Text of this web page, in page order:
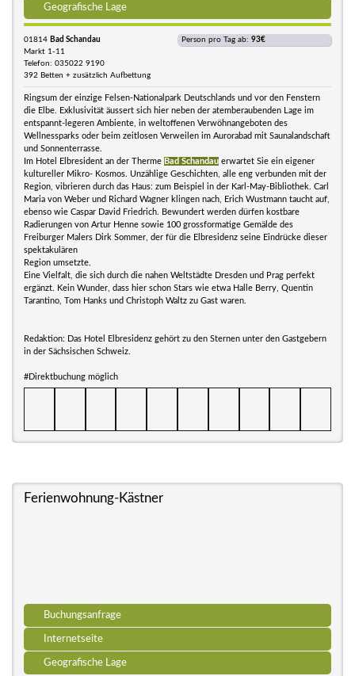
Geografische Lage
01814 Bad Schandau
Markt 1-11
Telefon: 035022 9190
392 Betten + zusätzlich Aufbettung
Person pro Tag ab: 93€
Ringsum der einzige Felsen-Nationalpark Deutschlands und vor den Fenstern
die Elbe. Exklusivität äussert sich hier neben der atemberaubenden Lage im
entspannt-legeren Ambiente, in weltoffenen Verwöhnangeboten des
Wellnessparks oder beim zeitlosen Verweilen im Aurorabad mit Saunalandschaft
und Sonnenterrasse.
Im Hotel Elbresident an der Therme Bad Schandau erwartet Sie ein eigener
kultureller Mikro- Kosmos. Unzählige Geschichten, alle eng verbunden mit der
Region, vibrieren durch das Haus: zum Beispiel in der Karl-May-Bibliothek. Carl
Maria von Weber und Richard Wagner klingen nach, Erich Wustmann taucht auf,
ebenso wie Caspar David Friedrich. Bewundert werden dürfen kostbare
Radierungen von Artur Henne sowie 100 grossformatige Gemälde des
Freiburger Malers Dirk Sommer, der für die Elbresidenz seine Eindrücke dieser
spektakulären
Region umsetzte.
Eine Vielfalt, die sich durch die nahen Weltstädte Dresden und Prag perfekt
ergänzt. Kein Wunder, dass hier schon Stars wie etwa Halle Berry, Quentin
Tarantino, Tom Hanks und Christoph Waltz zu Gast waren.
Redaktion: Das Hotel Elbresidenz gehört zu den Sternen unter den Gastgebern
in der Sächsischen Schweiz.
#Direktbuchung möglich
Ferienwohnung-Kästner
Buchungsanfrage
Internetseite
Geografische Lage